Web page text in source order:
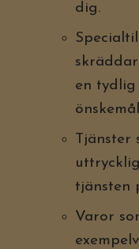
dig.
en
Tjänster
tjänsten
Varor